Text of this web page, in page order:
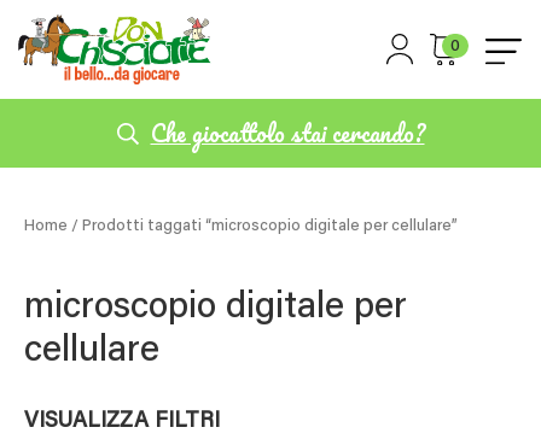
0
Che giocattolo stai cercando?
Home / Prodotti taggati “microscopio digitale per cellulare”
microscopio digitale per
cellulare
VISUALIZZA FILTRI